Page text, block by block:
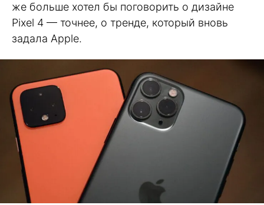
же больше хотел бы поговорить о дизайне
Pixel 4 — точнее, о тренде, который вновь
задала Apple.